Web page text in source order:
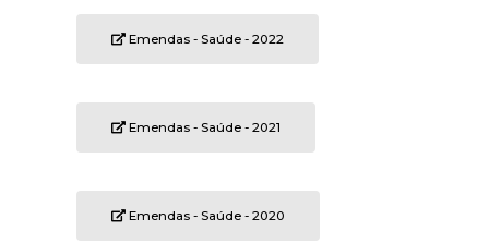
Emendas - Saúde - 2022
Emendas - Saúde - 2021
Emendas - Saúde - 2020